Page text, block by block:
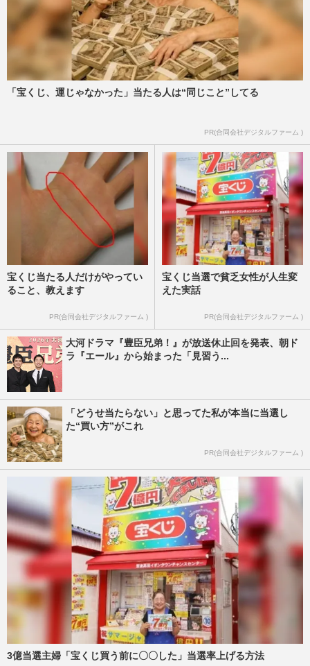
週刊女性2026年2月17日号 2026/2/7
ファン2000人の前でゲイをカミングアウト
したAAA與真司郎、今だから明かす心境
と「２人のボーイフレンドが…
週刊女性2025年10月7日・14日号 2025/9/27
【独自】小泉今日子が新宿二丁目のゲイク
披露した“伝説のアイドル…
週刊女性2025年10月7日・14日号 2025/9/23
「宝くじ、運じゃなかった」当たる人は“同じこと”してる
PR(合同会社デジタルファーム )
宝くじ当たる人だけがやってい
ること、教えます
PR(合同会社デジタルファーム )
宝くじ当選で貧乏女性が人生変
えた実話
PR(合同会社デジタルファーム )
大河ドラマ『豊臣兄弟！』が放送休止回を発表、朝ド
ラ『エール』から始まった「見習う...
「どうせ当たらない」と思ってた私が本当に当選し
た“買い方”がこれ
PR(合同会社デジタルファーム )
3億当選主婦「宝くじ買う前に〇〇した」当選率上げる方法